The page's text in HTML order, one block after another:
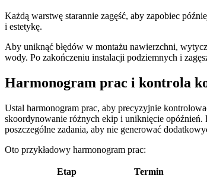
Każdą warstwę starannie zagęść, aby zapobiec
i estetykę.
Aby uniknąć błędów w montażu nawierzchni,
wody. Po zakończeniu instalacji podziemnych i
Harmonogram prac i kontrola
Ustal harmonogram prac, aby precyzyjnie
skoordynowanie różnych ekip i uniknięcie opóźnień.
poszczególne zadania, aby nie generować
Oto przykładowy harmonogram prac:
Etap Termin